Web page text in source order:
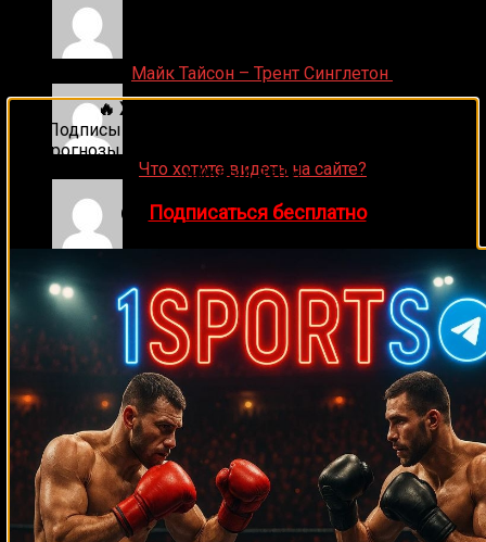
Майк Тайсон – Трент Синглетон
Что хотите видеть на сайте?
Денис on
Ляяляляляояо onСмотреть UFC 324: Гэйтжи –
Пимблетт
Medik onСмотреть UFC 322 Делла Маддалена –
Махачев
Случайные боксеры
🔥 Хочешь зарабатывать на спорте?
Подписывайся на наш Telegram-канал
прогнозы на единоборства и другие виды спорта
каждый день!
👉 Подписаться бесплатно